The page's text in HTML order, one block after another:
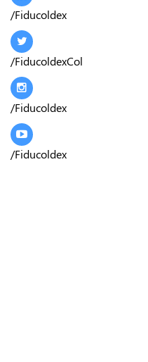
/Fiducoldex
/FiducoldexCol
/Fiducoldex
/Fiducoldex